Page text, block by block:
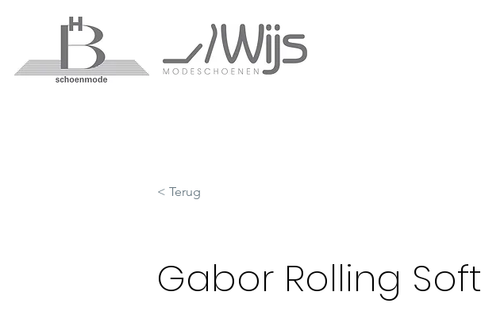
< Terug
Gabor Rolling Soft